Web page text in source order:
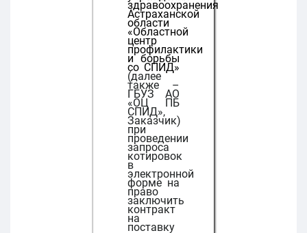
здравоохранения
Астраханской
области
«Областной
центр
профилактики
и борьбы
со СПИД»
(далее
также –
ГБУЗ АО
«ОЦ ПБ
СПИД»,
Заказчик)
при
проведении
запроса
котировок
в
электронной
форме на
право
заключить
контракт
на
поставку